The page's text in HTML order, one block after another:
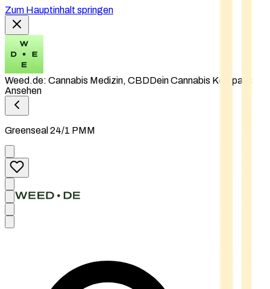
Zum Hauptinhalt springen
Weed.de: Cannabis Medizin, CBDDein Cannabis Kompass
Ansehen
Greenseal 24/1 PMM